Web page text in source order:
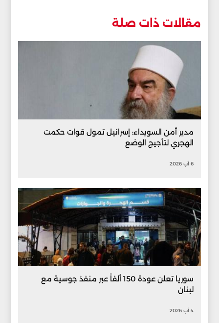
مقالات ذات صلة
مدير أمن السويداء: إسرائيل تمول قوات حكمت
الهجري لتأجيج الوضع
6 آب 2026
سوريا تعلن عودة 150 ألفاً عبر منفذ جوسية مع
لبنان
4 آب 2026